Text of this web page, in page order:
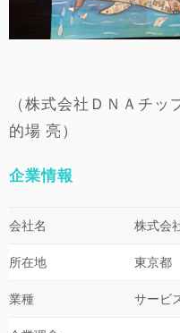
（株式会社ＤＮＡチ
的場 亮）
企業情報
会社名 株式会
所在地 東京都
業種 サービ